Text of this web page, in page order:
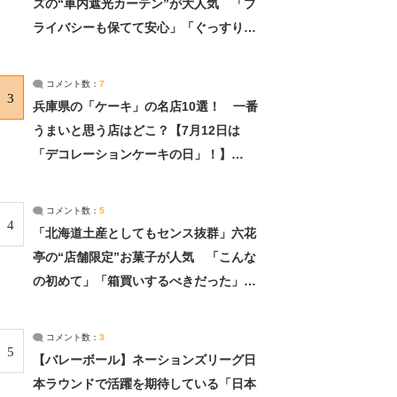
ズの“車内遮光カーテン”が大人気 「プ
ライバシーも保てて安心」「ぐっすり眠
3
コメント数： 7
兵庫県の「ケーキ」の名店10選！ 一番
うまいと思う店はどこ？【7月12日は
「デコレーションケーキの日」！】
4
コメント数： 5
「北海道土産としてもセンス抜群」六花
亭の“店舗限定”お菓子が人気 「こんな
の初めて」「箱買いするべきだった」
5
コメント数： 3
【バレーボール】ネーションズリーグ日
本ラウンドで活躍を期待している「日本